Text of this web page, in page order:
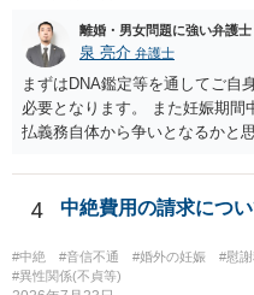
離婚・男女問題に強い弁護士
泉 亮介 弁護士
まずはDNA鑑定等を通してご自
必要となります。 また妊娠期間
払義務自体から争いとなるかと
相手に弁護士がついているとい
かは別として一度ご自身も個別
4 中絶費用の請求につ
#中絶 #音信不通 #婚外の妊娠 #慰
#異性関係(不貞等)